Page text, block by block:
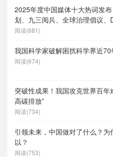
2025年度中国媒体十大热词发布
划、九三阅兵、全球治理倡议、
度求索）、人形机器人、苏超、
阅读(681)
我国科学家破解困扰科学界近70
阅读(674)
突破性成果！我国攻克世界百年
高碳排放”
阅读(734)
引领未来，中国做对了什么？为
以？
阅读(753)